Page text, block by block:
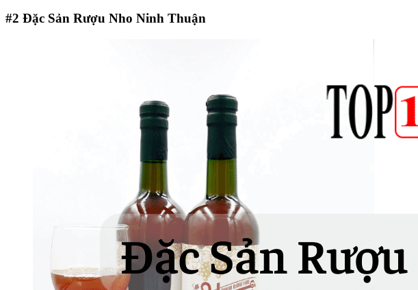
#2 Đặc Sản Rượu Nho Ninh Thuận